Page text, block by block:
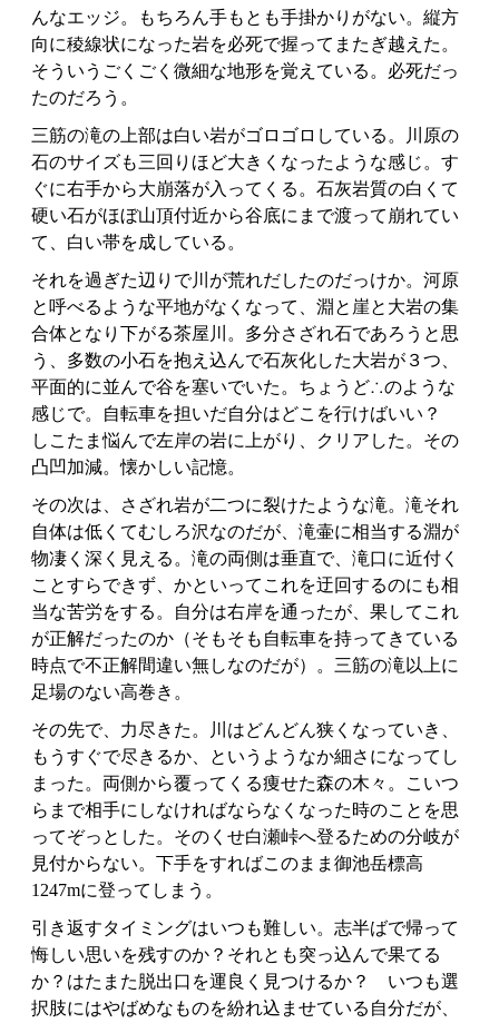
んなエッジ。もちろん手もとも手掛かりがない。縦方
向に稜線状になった岩を必死で握ってまたぎ越えた。
そういうごくごく微細な地形を覚えている。必死だっ
たのだろう。
三筋の滝の上部は白い岩がゴロゴロしている。川原の
石のサイズも三回りほど大きくなったような感じ。す
ぐに右手から大崩落が入ってくる。石灰岩質の白くて
硬い石がほぼ山頂付近から谷底にまで渡って崩れてい
て、白い帯を成している。
それを過ぎた辺りで川が荒れだしたのだっけか。河原
と呼べるような平地がなくなって、淵と崖と大岩の集
合体となり下がる茶屋川。多分さざれ石であろうと思
う、多数の小石を抱え込んで石灰化した大岩が３つ、
平面的に並んで谷を塞いでいた。ちょうど∴のような
感じで。自転車を担いだ自分はどこを行けばいい？
しこたま悩んで左岸の岩に上がり、クリアした。その
凸凹加減。懐かしい記憶。
その次は、さざれ岩が二つに裂けたような滝。滝それ
自体は低くてむしろ沢なのだが、滝壷に相当する淵が
物凄く深く見える。滝の両側は垂直で、滝口に近付く
ことすらできず、かといってこれを迂回するのにも相
当な苦労をする。自分は右岸を通ったが、果してこれ
が正解だったのか（そもそも自転車を持ってきている
時点で不正解間違い無しなのだが）。三筋の滝以上に
足場のない高巻き。
その先で、力尽きた。川はどんどん狭くなっていき、
もうすぐで尽きるか、というようなか細さになってし
まった。両側から覆ってくる痩せた森の木々。こいつ
らまで相手にしなければならなくなった時のことを思
ってぞっとした。そのくせ白瀬峠へ登るための分岐が
見付からない。下手をすればこのまま御池岳標高
1247mに登ってしまう。
引き返すタイミングはいつも難しい。志半ばで帰って
悔しい思いを残すのか？それとも突っ込んで果てる
か？はたまた脱出口を運良く見つけるか？ いつも選
択肢にはやばめなものを紛れ込ませている自分だが、